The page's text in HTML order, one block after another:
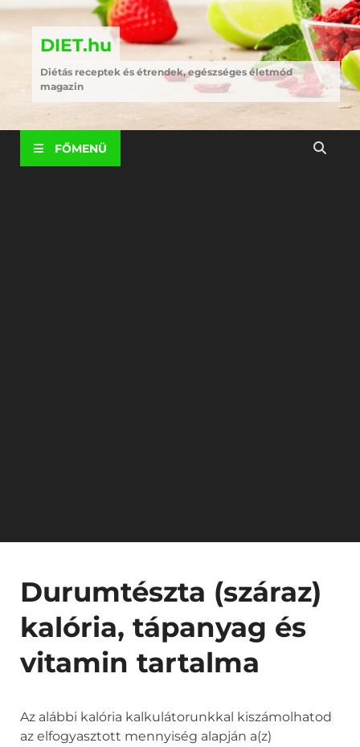
DIET.hu
Diétás receptek és étrendek, egészséges életmód
magazin
FŐMENÜ
Durumtészta (száraz)
kalória, tápanyag és
vitamin tartalma
Az alábbi kalória kalkulátorunkkal kiszámolhatod
az elfogyasztott mennyiség alapján a(z)